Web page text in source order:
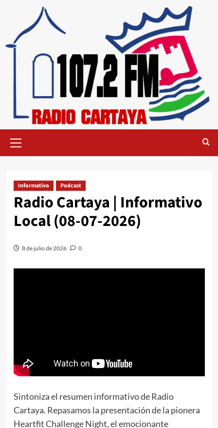
Informativo Podcast
Radio Cartaya | Informativo
Local (08-07-2026)
8 de julio de 2026 0
Sintoniza el resumen informativo de Radio
Cartaya. Repasamos la presentación de la pionera
Heartfit Challenge Night, el emocionante